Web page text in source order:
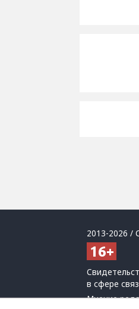
2013-2026 /
в сфере
Мнение